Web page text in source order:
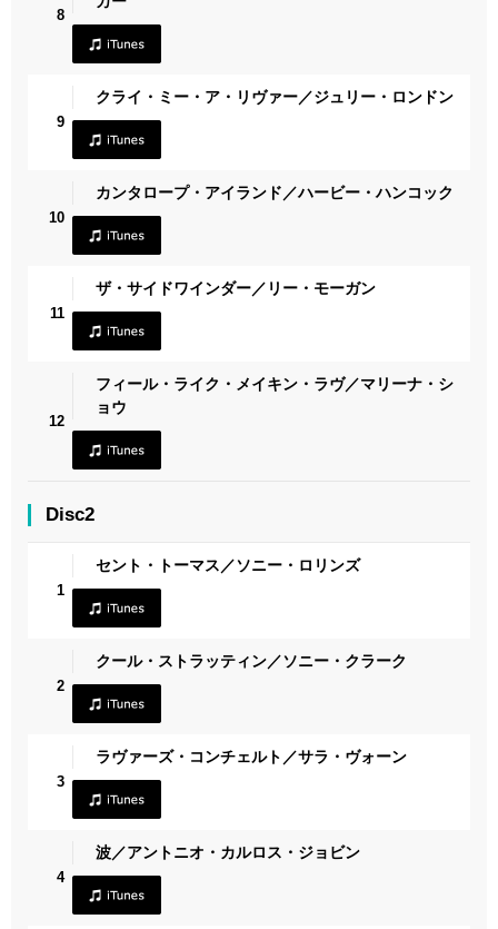
8
9
クライ・ミー・ア・リヴァー／ジュリー・ロンドン
10
カンタロープ・アイランド／ハービー・ハンコック
11
ザ・サイドワインダー／リー・モーガン
12
フィール・ライク・メイキン・ラヴ／マリーナ・シ
ョウ
Disc2
1
セント・トーマス／ソニー・ロリンズ
2
クール・ストラッティン／ソニー・クラーク
3
ラヴァーズ・コンチェルト／サラ・ヴォーン
4
波／アントニオ・カルロス・ジョビン